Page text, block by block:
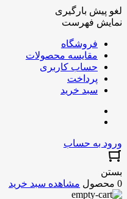
لغو پیش بارگیری
نمایش فهرست
فروشگاه
مقایسه محصولات
حساب کاربری
پرداخت
سبد خرید
ورود به حساب
بستن
0 محصول
مشاهده سبد خرید